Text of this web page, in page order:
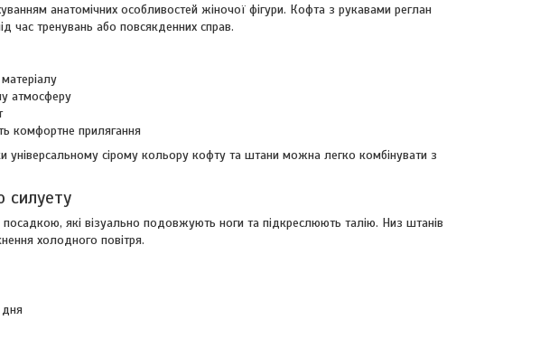
анатомічних особливостей жіночої фігури. Кофта з рукавами реглан
час тренувань або повсякденних справ.
атмосферу
комфортне прилягання
універсальному сірому кольору кофту та штани можна легко комбінувати з
силуету
які візуально подовжують ноги та підкреслюють талію. Низ штанів
холодного повітря.